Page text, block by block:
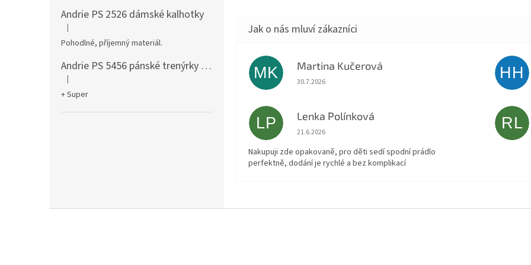
Andrie PS 2526 dámské kalhotky
Hodnocení produktu je 5 z 5 hvězdiček.
|
Pohodlné, příjemný materiál.
Andrie PS 5456 pánské trenýrky černé
Hodnocení produktu je 5 z 5 hvězdiček.
|
+ Super
MK Martina Kučerová
Hodnocení obchodu je 5 z 5 hvězdiček.
30.7.2026
HH
LP Lenka Polínková
Hodnocení obchodu je 5 z 5 hvězdiček.
21.6.2026
Nakupuji zde opakovaně, pro děti sedí spodní prádlo
perfektně, dodání je rychlé a bez komplikací
RL